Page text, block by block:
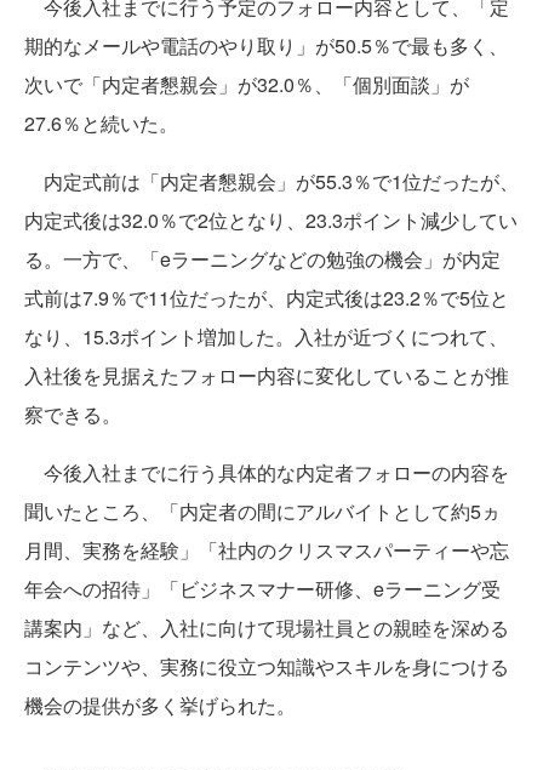
今後入社までに行う予定のフォロー内容として、「定
期的なメールや電話のやり取り」が50.5％で最も多く、
次いで「内定者懇親会」が32.0％、「個別面談」が
27.6％と続いた。
内定式前は「内定者懇親会」が55.3％で1位だったが、
内定式後は32.0％で2位となり、23.3ポイント減少してい
る。一方で、「eラーニングなどの勉強の機会」が内定
式前は7.9％で11位だったが、内定式後は23.2％で5位と
なり、15.3ポイント増加した。入社が近づくにつれて、
入社後を見据えたフォロー内容に変化していることが推
察できる。
今後入社までに行う具体的な内定者フォローの内容を
聞いたところ、「内定者の間にアルバイトとして約5ヵ
月間、実務を経験」「社内のクリスマスパーティーや忘
年会への招待」「ビジネスマナー研修、eラーニング受
講案内」など、入社に向けて現場社員との親睦を深める
コンテンツや、実務に役立つ知識やスキルを身につける
機会の提供が多く挙げられた。